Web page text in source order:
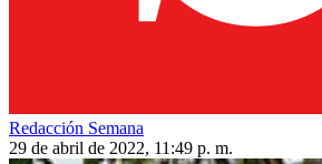
Redacción Semana
29 de abril de 2022, 11:49 p. m.